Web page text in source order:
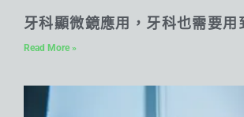
牙科顯微鏡應用，牙科也需要用
Read More »